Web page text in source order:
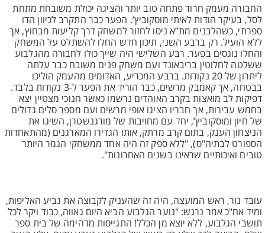
החבורה מעמק חרוד פתחה טוב יותר והציגה יכולת משובחת מתחת
לסל, בעיקר הודות לאיתי מוסקוביץ’. הפער כבר התקרב לכיוון הדו
ספרתי, כשהלבנים מת”א ניסו לחזור למשחק דרך קליעות מבחוץ, אך
ללא הועיל. רק ברבע השני, תיכון חדש החלו להשתלט על המשחק
והחלו נוגסים בפער. רבע השלישי היה שייך כולו לחבורה מהגלבוע
ששלטה לחלוטין בריבאונד ועם משחק פנים משובח כבר עלתה
ליתרון של 20 נקודות. ברבע המכריע, האדומים מהעמק הוליכו
בבטחה, אך קאמבק מרשים, כבר הוריד את הפער ל-3 נקודות בלבד.
דפיקות לב מואצות בקרב האוהדים נרשמו כאשר חנוכי מצטיין יצא
בחמש עבירות, אך חבריו הציגו אופי מרשים ועם מספר סלים גדולים
של חיון ומוסקוביץ’, יחד עם מחויבות של מורגנשטרן, השיגו את
הניצחון הענק, בתום קרב מרתק, אותו הגדירו המארגנים (מהתאחדות
הספורט לבתיה"ס), "ללא ספק זה היה אחד ממשחקי הגמר היותר
טובים ואיכותיים שראינו בשנים האחרונות".
עובד נור, ראש המועצה, היה זה שהעניק לקבוצה את גביע האליפות,
ומיד אח"כ אמר נרגש: "נוער הגלבוע הביא היום גאווה, כבוד ויקר לכל
תושבי הגלבוע, ללא יוצא מן הכלל! התגייסות מדהימה של בית ספר